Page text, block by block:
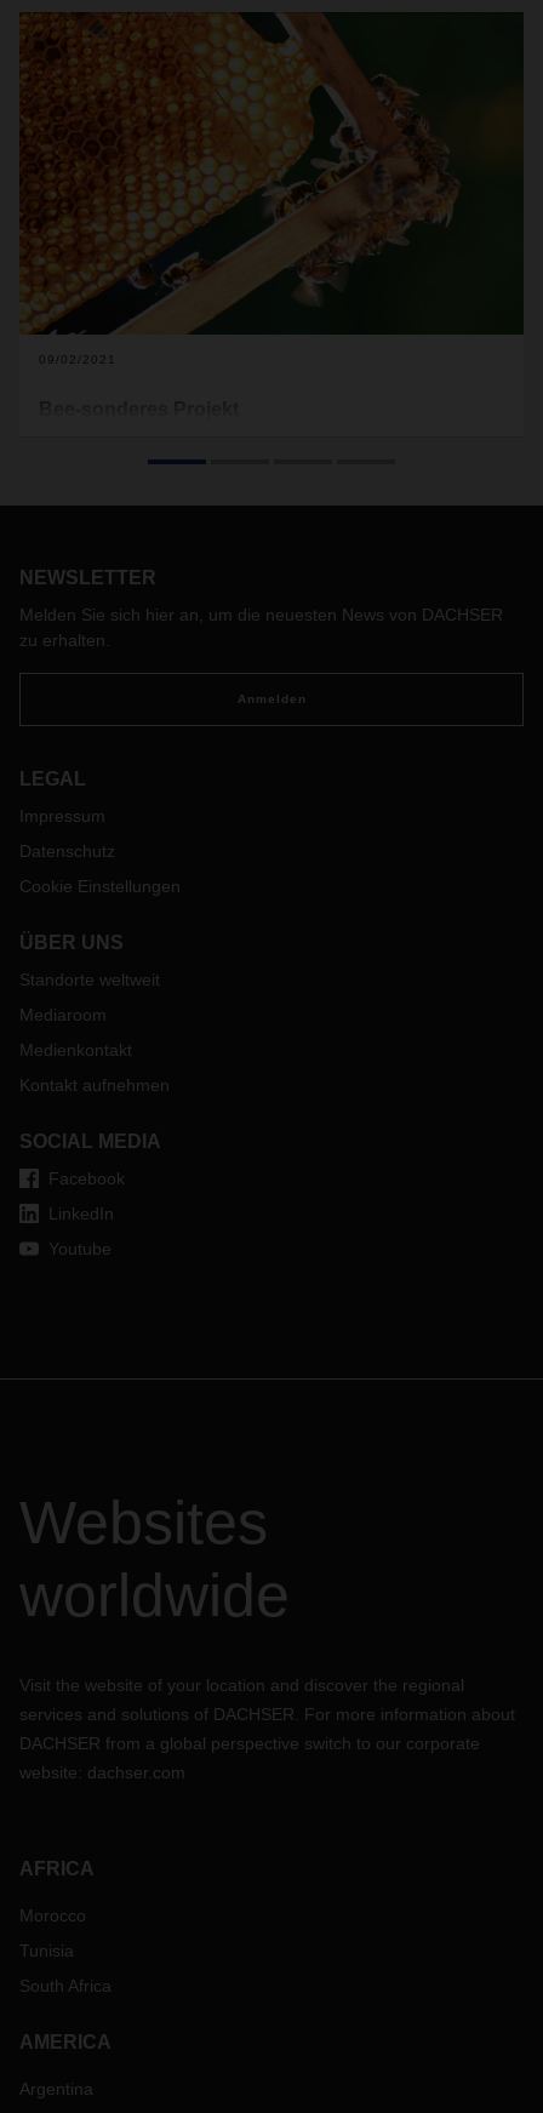
09/02/2021
NEWSLETTER
Melden Sie sich hier an, um die neuesten News von DACHSER
zu erhalten.
Anmelden
LEGAL
Impressum
Datenschutz
Cookie Einstellungen
ÜBER UNS
Standorte weltweit
Mediaroom
Medienkontakt
Kontakt aufnehmen
SOCIAL MEDIA
Facebook
LinkedIn
Youtube
Websites
worldwide
Visit the website of your location and discover the regional
services and solutions of DACHSER. For more information about
DACHSER from a global perspective switch to our corporate
website: dachser.com
AFRICA
Morocco
Tunisia
South Africa
AMERICA
Argentina